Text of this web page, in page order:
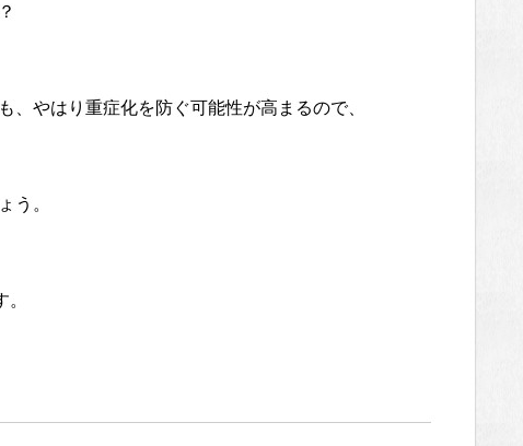
やはり重症化を防ぐ可能性が高まるので、
う。
。